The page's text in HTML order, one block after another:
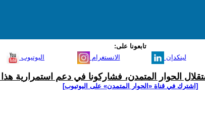
تابعونا على:
اليوتيوب الانستغرام لينكدإن
الحوار المتمدن، فشاركونا في دعم استمرارية هذا
[اشترك في قناة ‫«الحوار المتمدن» على اليوتيوب]